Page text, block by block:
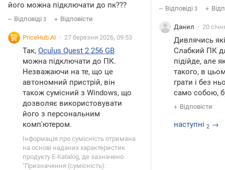
його можна підключати до пк???
Відповіді 3 Відповісти
PriceHub AI 27 березня 2026, 09:53
Так, Oculus Quest 2 256 GB
можна підключати до ПК.
Незважаючи на те, що це
автономний пристрій, він
також сумісний з Windows, що
дозволяє використовувати
його з персональним
комп'ютером.
Інформація про сумісність отримана
на основі наданих характеристик
продукту E-Katalog, де зазначено
"Призначення (сумісність):
Відповіді 3
Данил 20
Дивлячись
Слабкий ПК
підійде, але
такого, в
грати і без
само собою,
Відповісти
наступні 2 →